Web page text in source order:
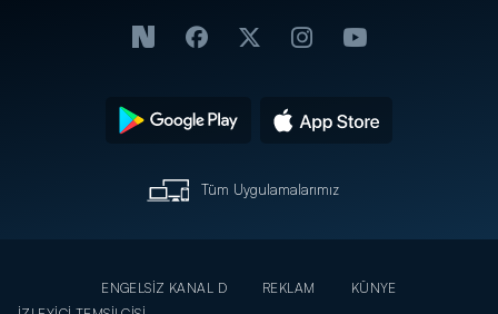
Tüm Uygulamalarımız
ENGELSİZ KANAL D REKLAM
KÜNYE